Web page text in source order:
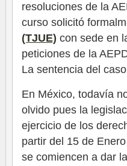
resoluciones de la
curso solicitó
(TJUE) con sede en
peticiones de la
La sentencia del
En México, todavía
olvido pues la
ejercicio de los
partir del 15 de
se comiencen a dar